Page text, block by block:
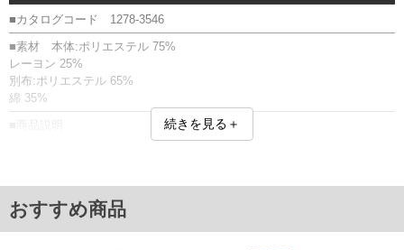
■カタログコード 1278-3546
■素材 本体:ポリエステル 75%
レーヨン 25%
別布:ポリエステル 65%
綿 35%
■サイズ表
サイズ/バスト/総丈/裾周り/肩幅/袖丈
3L/130/78/130/58/24
続きを見る＋
おすすめ商品